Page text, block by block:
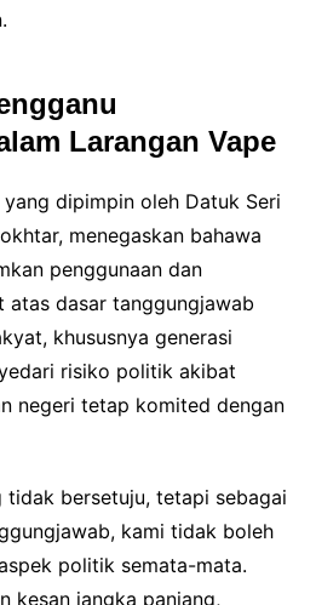
Larangan Vape
yang dipimpin oleh Datuk Seri
menegaskan bahawa
penggunaan dan
atas dasar tanggungjawab
khususnya generasi
risiko politik akibat
negeri tetap komited dengan
tidak bersetuju, tetapi sebagai
kami tidak boleh
politik semata-mata.
kesan jangka panjang,